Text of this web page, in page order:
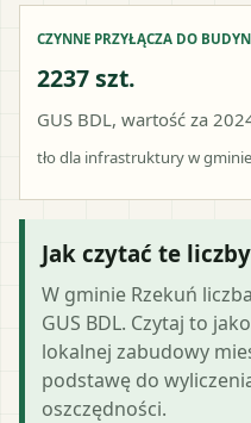
CZYNNE PRZYŁĄCZA DO
2237 szt.
GUS BDL, wartość za
tło dla infrastruktury w gminie
Jak czytać te liczby
W gminie Rzekuń
GUS BDL. Czytaj to
lokalnej zabudowy
podstawę do
oszczędności.